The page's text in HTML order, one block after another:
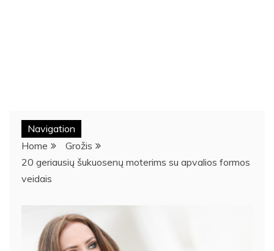
Navigation
Home
Grožis
20 geriausių šukuosenų moterims su apvalios formos
veidais